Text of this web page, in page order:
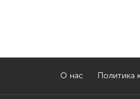
О нас Политика